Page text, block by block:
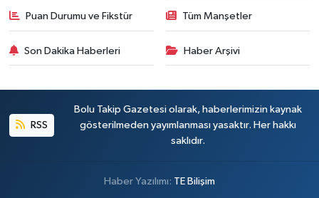
Puan Durumu ve Fikstür Tüm Manşetler
Son Dakika Haberleri Haber Arşivi
RSS
Bolu Takip Gazetesi olarak, haberlerimizin kaynak
gösterilmeden yayımlanması yasaktır. Her hakkı
saklıdır.
Haber Yazılımı: TE Bilişim